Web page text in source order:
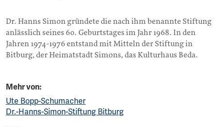
Dr. Hanns Simon gründete die nach ihm benannte Stiftung
anlässlich seines 60. Geburtstages im Jahr 1968. In den
Jahren 1974-1976 entstand mit Mitteln der Stiftung in
Bitburg, der Heimatstadt Simons, das Kulturhaus Beda.
Mehr von:
Ute Bopp-Schumacher
Dr.-Hanns-Simon-Stiftung Bitburg